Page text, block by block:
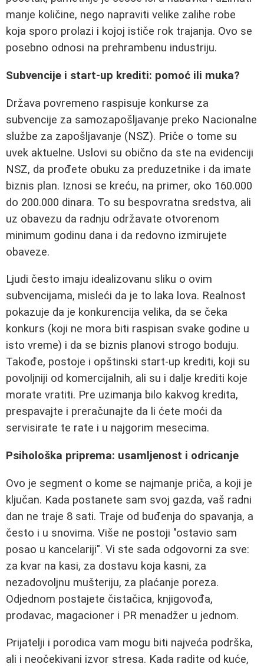
manje količine, nego napraviti velike zalihe robe
koja sporo prolazi i kojoj ističe rok trajanja. Ovo se
posebno odnosi na prehrambenu industriju.
Subvencije i start-up krediti: pomoć ili muka?
Država povremeno raspisuje konkurse za
subvencije za samozapošljavanje preko Nacionalne
službe za zapošljavanje (NSZ). Priče o tome su
uvek aktuelne. Uslovi su obično da ste na evidenciji
NSZ, da prođete obuku za preduzetnike i da imate
biznis plan. Iznosi se kreću, na primer, oko 160.000
do 200.000 dinara. To su bespovratna sredstva, ali
uz obavezu da radnju održavate otvorenom
minimum godinu dana i da redovno izmirujete
obaveze.
Ljudi često imaju idealizovanu sliku o ovim
subvencijama, misleći da je to laka lova. Realnost
pokazuje da je konkurencija velika, da se čeka
konkurs (koji ne mora biti raspisan svake godine u
isto vreme) i da se biznis planovi strogo boduju.
Takođe, postoje i opštinski start-up krediti, koji su
povoljniji od komercijalnih, ali su i dalje krediti koje
morate vratiti. Pre uzimanja bilo kakvog kredita,
prespavajte i preračunajte da li ćete moći da
servisirate te rate i u najgorim mesecima.
Psihološka priprema: usamljenost i odricanje
Ovo je segment o kome se najmanje priča, a koji je
ključan. Kada postanete sam svoj gazda, vaš radni
dan ne traje 8 sati. Traje od buđenja do spavanja, a
često i u snovima. Više ne postoji "ostavio sam
posao u kancelariji". Vi ste sada odgovorni za sve:
za kvar na kasi, za dostavu koja kasni, za
nezadovoljnu mušteriju, za plaćanje poreza.
Odjednom postajete čistačica, knjigovođa,
prodavac, magacioner i PR menadžer u jednom.
Prijatelji i porodica vam mogu biti najveća podrška,
ali i neočekivani izvor stresa. Kada radite od kuće,